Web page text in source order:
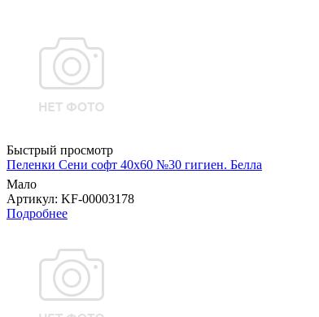
Быстрый просмотр
Пеленки Сени софт 40х60 №30 гигиен. Белла
Мало
Артикул: KF-00003178
Подробнее